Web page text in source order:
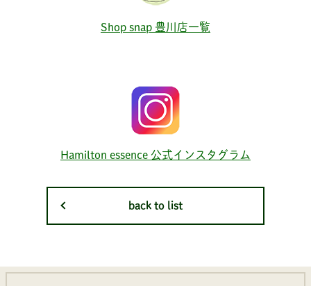
Shop snap 豊川店一覧
Hamilton essence 公式インスタグラム
back to list